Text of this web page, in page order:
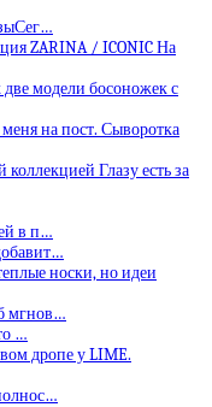
ZARINA / ICONIC На
модели босоножек с
на пост. Сыворотка
Глазу есть за
в п…
носки, но идеи
мгнов…
…
дропе у LIME.